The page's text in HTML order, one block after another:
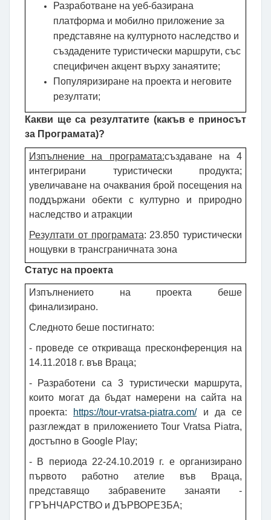
Разработване на уеб-базирана
платформа и мобилно приложение за
представяне на културното наследство и
създадените туристически маршрути, със
специфичен акцент върху занаятите;
Популяризиране на проекта и неговите
резултати;
Какви ще са резултатите (какъв е приносът
за Програмата)?
Изпълнение на програмата:създаване на 4
интегрирани туристически продукта;
увеличаване на очаквания брой посещения на
поддържани обекти с културно и природно
наследство и атракции
Резултати от програмата: 23.850 туристически
нощувки в трансграничната зона
Статус на проекта
Изпълнението на проекта беше
финализирано.
Следното беше постигнато:
- проведе се откриваща пресконференция на
14.11.2018 г. във Враца;
- Разработени са 3 туристически маршрута,
които могат да бъдат намерени на сайта на
проекта:
https://tour-vratsa-piatra.com/и да се
разглеждат в приложението Tour Vratsa Piatra,
достъпно в Google Play;
- В периода 22-24.10.2019 г. е организирано
първото работно ателие във Враца,
представящо забравените занаяти -
ГРЪНЧАРСТВО и ДЪРВОРЕЗБА;